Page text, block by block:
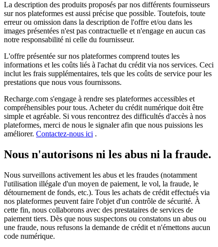
La description des produits proposés par nos différents fournisseurs
sur nos plateformes est aussi précise que possible. Toutefois, toute
erreur ou omission dans la description de l'offre et/ou dans les
images présentées n'est pas contractuelle et n'engage en aucun cas
notre responsabilité ni celle du fournisseur.
L'offre présentée sur nos plateformes comprend toutes les
informations et les coûts liés à l'achat du crédit via nos services. Ceci
inclut les frais supplémentaires, tels que les coûts de service pour les
prestations que nous vous fournissons.
Recharge.com s'engage à rendre ses plateformes accessibles et
compréhensibles pour tous. Acheter du crédit numérique doit être
simple et agréable. Si vous rencontrez des difficultés d'accès à nos
plateformes, merci de nous le signaler afin que nous puissions les
améliorer. Contactez-nous ici .
Nous n'autorisons ni les abus ni la fraude.
Nous surveillons activement les abus et les fraudes (notamment
l'utilisation illégale d'un moyen de paiement, le vol, la fraude, le
détournement de fonds, etc.). Tous les achats de crédit effectués via
nos plateformes peuvent faire l'objet d'un contrôle de sécurité. À
cette fin, nous collaborons avec des prestataires de services de
paiement tiers. Dès que nous suspectons ou constatons un abus ou
une fraude, nous refusons la demande de crédit et n'émettons aucun
code numérique.